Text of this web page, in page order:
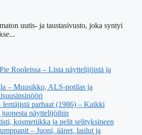
uutis- ja taustasivusto, joka syntyi
Rooleissa – Lista näyttelijöistä ja
– Muusikko, ALS-potilas ja
lentäjistä parhaat (1986) – Kaikki
juonesta näyttelijöihin
kosmetiikka ja pelit selityksineen
– Juoni, äänet, laulut ja